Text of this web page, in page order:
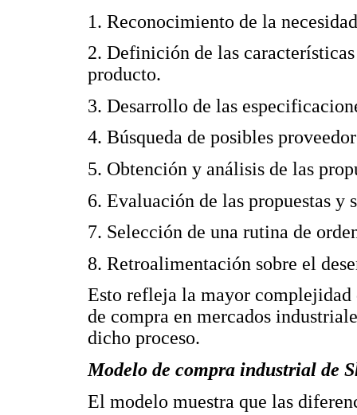
1. Reconocimiento de la
2. Definición de las
producto.
3. Desarrollo de las
4. Búsqueda de posibles
5. Obtención y análisis de las
6. Evaluación de las propuestas y
7. Selección de una rutina de
8. Retroalimentación sobre el
Esto refleja la mayor complejidad
de compra en mercados
dicho proceso.
Modelo de compra industrial de
El modelo muestra que las